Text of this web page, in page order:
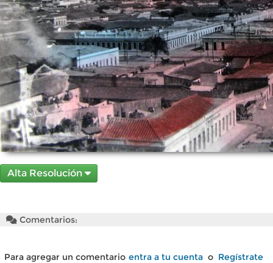
Alta Resolución
Comentarios:
Para agregar un comentario entra a tu cuenta o Regístrate